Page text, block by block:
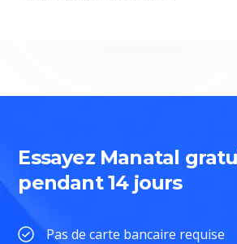
Essayez Manatal
pendant 14 jours
Pas de carte bancaire requise